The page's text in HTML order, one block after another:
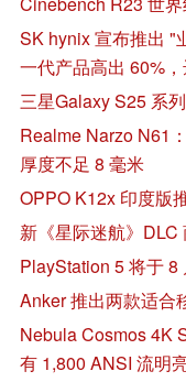
SK hynix 宣布推出 "
一代产品高出 60%
三星Galaxy S25 系
Realme Narzo N61
厚度不足 8 毫米
OPPO K12x 印度版
新《星际迷航》DLC
PlayStation 5 将于 8
Anker 推出两款适合
Nebula Cosmos 4K
有 1,800 ANSI 流明